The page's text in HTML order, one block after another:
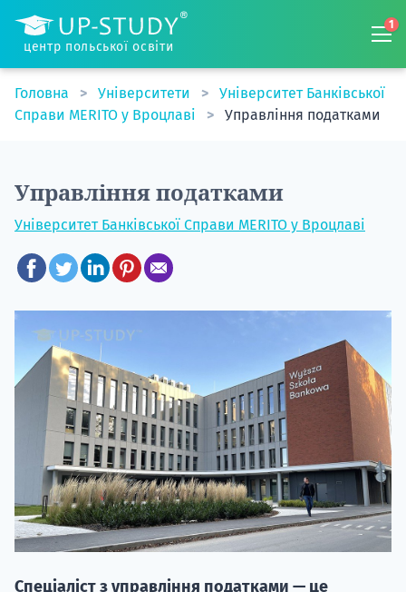
центр польської освіти
1
Головна Університети
Університет Банківської
Справи MERITO у Вроцлаві
Управління податками
Управління податками
Університет Банківської Справи MERITO у Вроцлаві
Спеціаліст з управління податками — це